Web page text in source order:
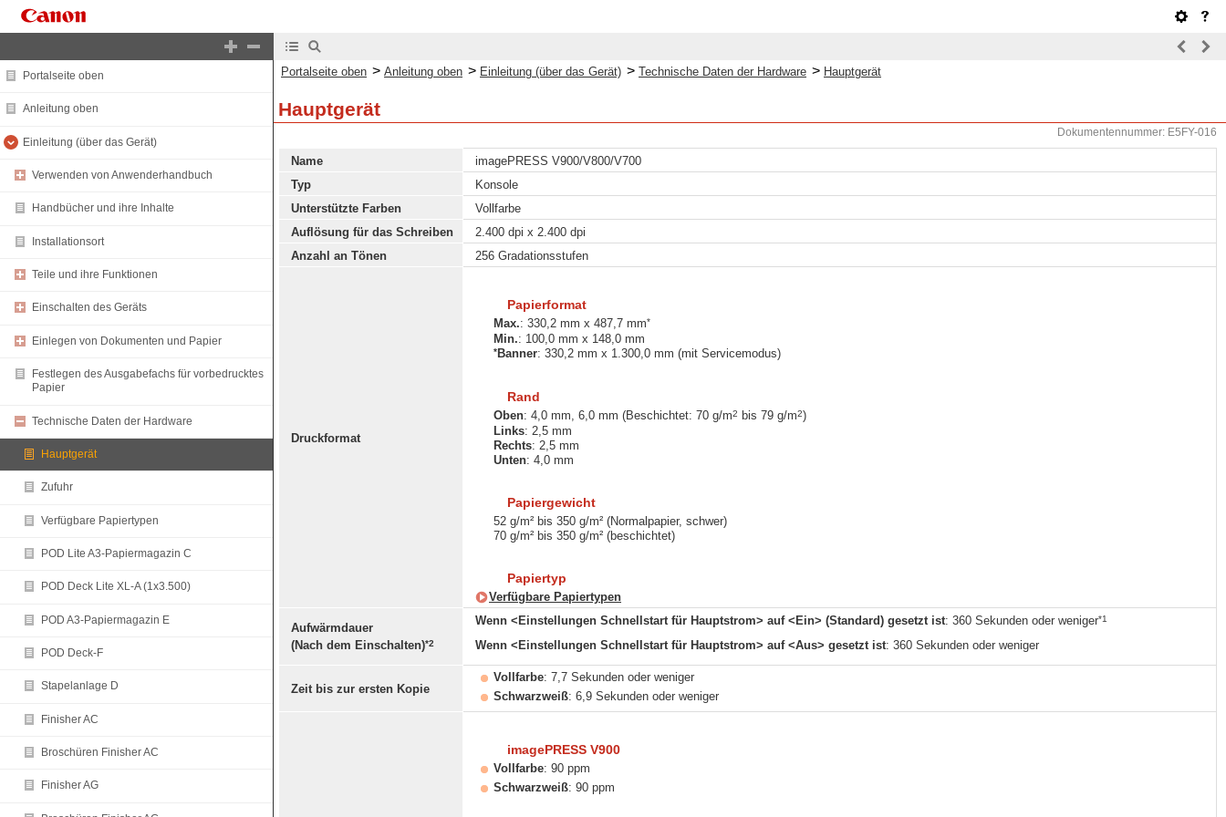
Portalseite oben
Anleitung oben
Einleitung (über das Gerät)
Verwenden von Anwenderhandbuch
Handbücher und ihre Inhalte
Installationsort
Teile und ihre Funktionen
Einschalten des Geräts
Einlegen von Dokumenten und Papier
Festlegen des Ausgabefachs für vorbedrucktes
Papier
Technische Daten der Hardware
Hauptgerät
Zufuhr
Verfügbare Papiertypen
POD Lite A3-Papiermagazin C
POD Deck Lite XL-A (1x3.500)
POD A3-Papiermagazin E
POD Deck-F
Stapelanlage D
Finisher AC
Broschüren Finisher AC
Finisher AG
Portalseite oben > Anleitung oben > Einleitung (über das Gerät) > Technische Daten der Hardware > Hauptgerät
Hauptgerät
Dokumentennummer: E5FY-016
Name
imagePRESS V900/V800/V700
Typ
Konsole
Unterstützte Farben
Vollfarbe
Auflösung für das Schreiben
2.400 dpi x 2.400 dpi
Anzahl an Tönen
256 Gradationsstufen
Druckformat
Papierformat
Max.: 330,2 mm x 487,7 mm*
Min.: 100,0 mm x 148,0 mm
*Banner: 330,2 mm x 1.300,0 mm (mit Servicemodus)
Rand
Oben: 4,0 mm, 6,0 mm (Beschichtet: 70 g/m2 bis 79 g/m2)
Links: 2,5 mm
Rechts: 2,5 mm
Unten: 4,0 mm
Papiergewicht
52 g/m² bis 350 g/m² (Normalpapier, schwer)
70 g/m² bis 350 g/m² (beschichtet)
Papiertyp
Verfügbare Papiertypen
Aufwärmdauer
(Nach dem Einschalten)*2
Wenn <Einstellungen Schnellstart für Hauptstrom> auf <Ein> (Standard) gesetzt ist: 360 Sekunden oder weniger*1
Wenn <Einstellungen Schnellstart für Hauptstrom> auf <Aus> gesetzt ist: 360 Sekunden oder weniger
Zeit bis zur ersten Kopie
Vollfarbe: 7,7 Sekunden oder weniger
Schwarzweiß: 6,9 Sekunden oder weniger
imagePRESS V900
Vollfarbe: 90 ppm
Schwarzweiß: 90 ppm